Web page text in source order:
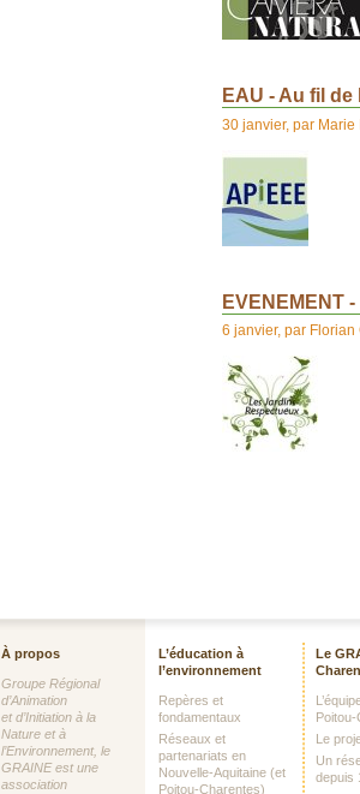
EAU - Au fil de
30 janvier, par Marie
EVENEMENT
6 janvier, par Florian
À propos
Groupe Régional
d’Animation
et d’Initiation à la
Nature et à
l’Environnement, le
GRAINE est une
association
L’éducation à
l’environnement
Repères et
fondamentaux
Réseaux et
partenariats en
Nouvelle-Aquitaine (et
Poitou-Charentes)
Le
Le
Un
depuis